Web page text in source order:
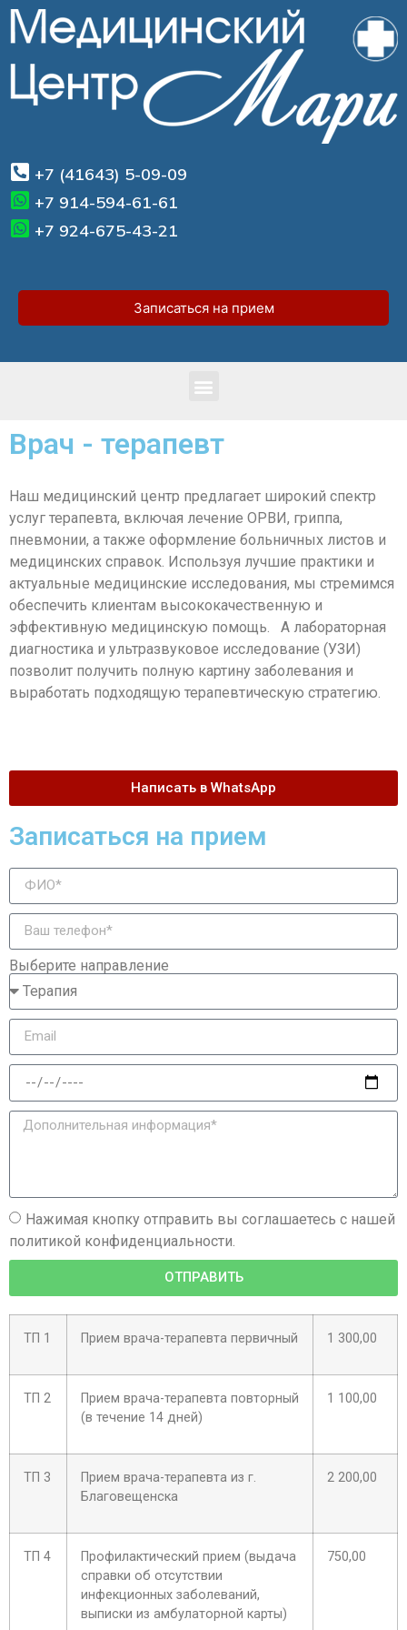
+7 (41643) 5-09-09
+7 914-594-61-61
+7 924-675-43-21
Записаться на прием
Врач - терапевт
Наш медицинский центр предлагает широкий спектр
услуг терапевта, включая лечение ОРВИ, гриппа,
пневмонии, а также оформление больничных листов и
медицинских справок. Используя лучшие практики и
актуальные медицинские исследования, мы стремимся
обеспечить клиентам высококачественную и
эффективную медицинскую помощь. А лабораторная
диагностика и ультразвуковое исследование (УЗИ)
позволит получить полную картину заболевания и
выработать подходящую терапевтическую стратегию.
Написать в WhatsApp
Записаться на прием
Выберите направление
Нажимая кнопку отправить вы соглашаетесь с нашей
политикой конфиденциальности.
ОТПРАВИТЬ
ТП 1 Прием врача-терапевта первичный 1 300,00
ТП 2
Прием врача-терапевта повторный
(в течение 14 дней)
1 100,00
ТП 3
Прием врача-терапевта из г.
Благовещенска
2 200,00
ТП 4
Профилактический прием (выдача
справки об отсутствии
инфекционных заболеваний,
выписки из амбулаторной карты)
750,00